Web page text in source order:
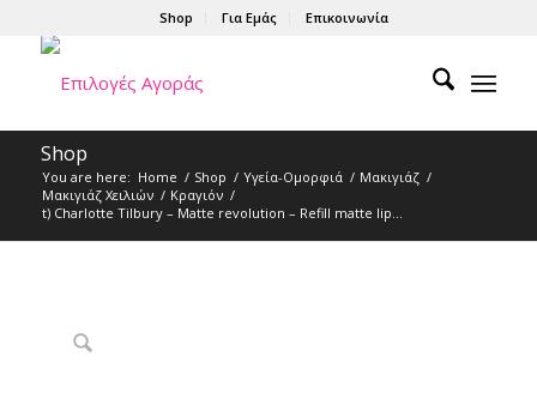
Shop Για Εμάς Επικοινωνία
Shop
You are here: Home / Shop / Υγεία-Ομορφιά / Μακιγιάζ /
Μακιγιάζ Χειλιών / Κραγιόν /
t) Charlotte Tilbury – Matte revolution – Refill matte lip...